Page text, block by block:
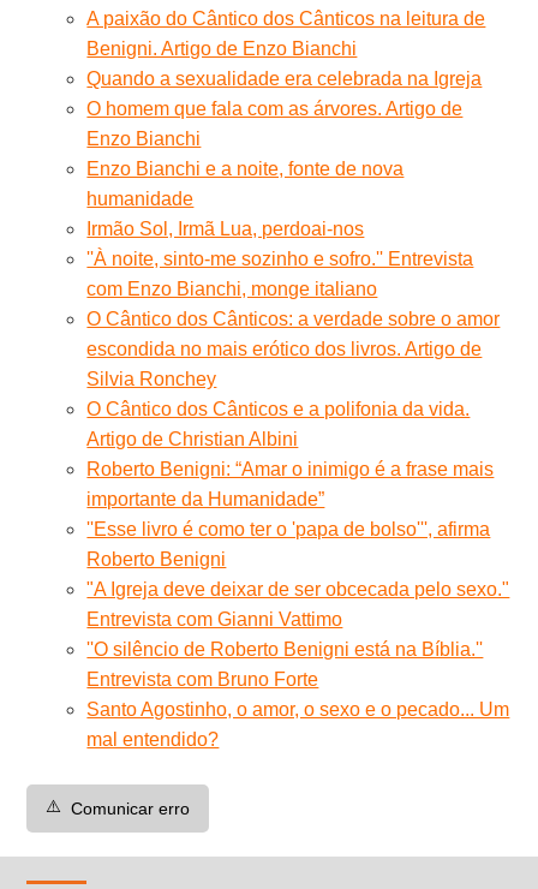
A paixão do Cântico dos Cânticos na leitura de
Benigni. Artigo de Enzo Bianchi
Quando a sexualidade era celebrada na Igreja
O homem que fala com as árvores. Artigo de
Enzo Bianchi
Enzo Bianchi e a noite, fonte de nova
humanidade
Irmão Sol, Irmã Lua, perdoai-nos
''À noite, sinto-me sozinho e sofro.'' Entrevista
com Enzo Bianchi, monge italiano
O Cântico dos Cânticos: a verdade sobre o amor
escondida no mais erótico dos livros. Artigo de
Silvia Ronchey
O Cântico dos Cânticos e a polifonia da vida.
Artigo de Christian Albini
Roberto Benigni: “Amar o inimigo é a frase mais
importante da Humanidade”
''Esse livro é como ter o 'papa de bolso''', afirma
Roberto Benigni
"A Igreja deve deixar de ser obcecada pelo sexo."
Entrevista com Gianni Vattimo
''O silêncio de Roberto Benigni está na Bíblia.''
Entrevista com Bruno Forte
Santo Agostinho, o amor, o sexo e o pecado... Um
mal entendido?
⚠️ Comunicar erro